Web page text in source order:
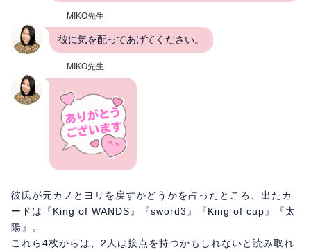
MIKO先生
彼に気を配ってあげてください。
MIKO先生
彼氏が元カノとヨリを戻すかどうかを占ったところ、出たカ
ードは『King of WANDS』『sword3』『King of cup』『太
陽』。
これら4枚からは、2人は接点を持つかもしれないと読み取れ